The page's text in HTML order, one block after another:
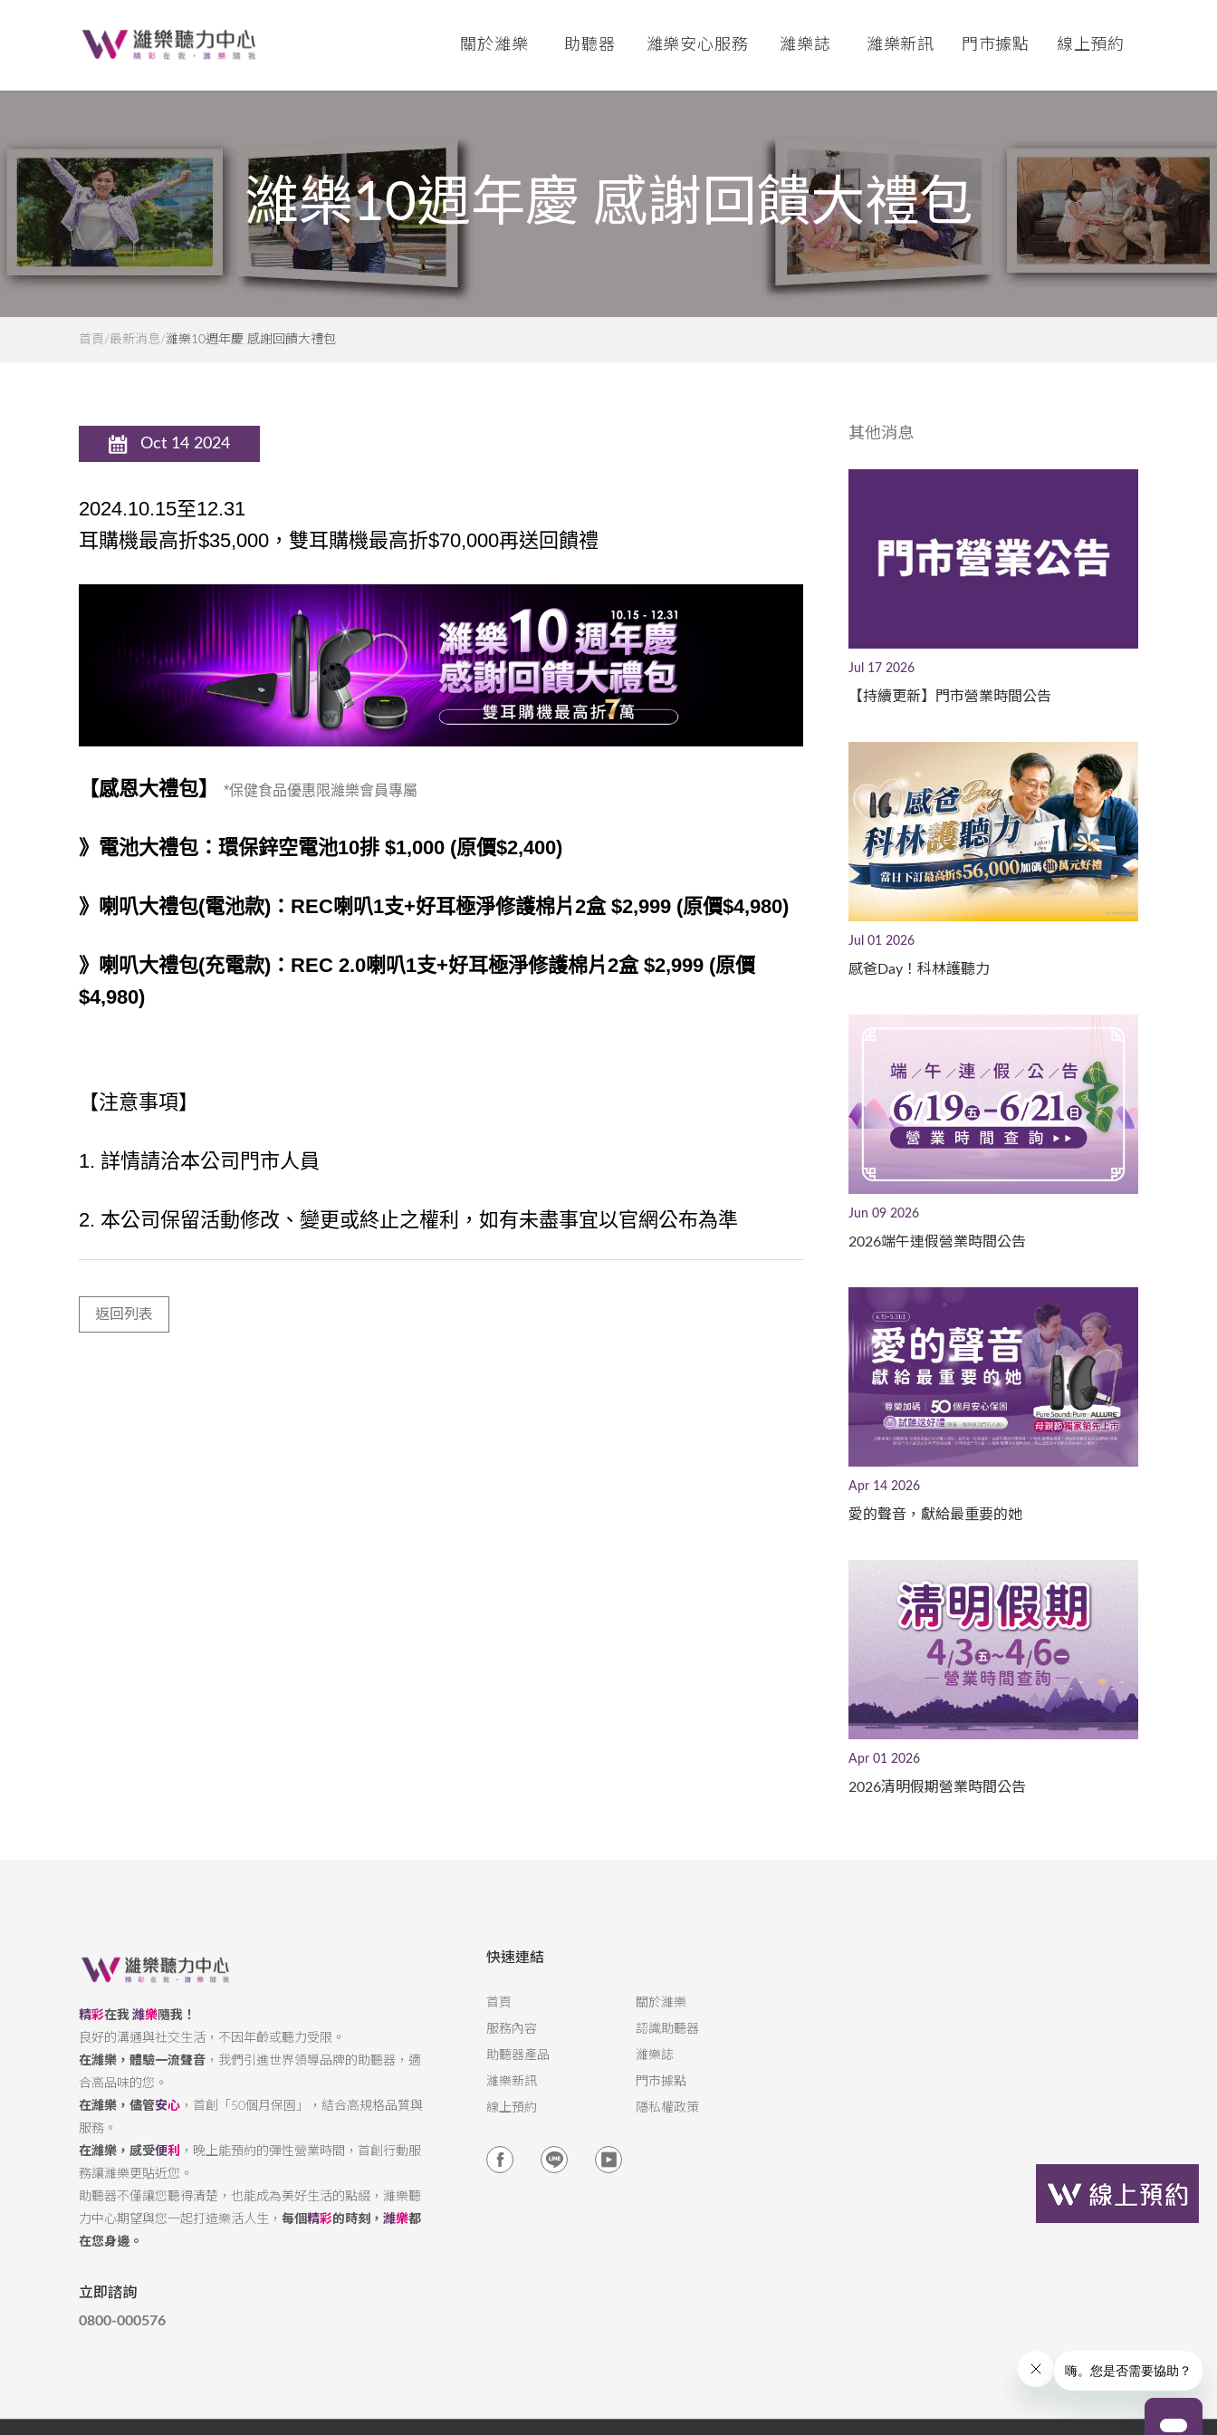
關於濰樂 助聽器 濰樂安心服務 濰樂誌 濰樂新訊 門市據點 線上預約
濰樂10週年慶 感謝回饋大禮包
首頁 最新消息 濰樂10週年慶 感謝回饋大禮包
Oct 14 2024
2024.10.15至12.31
耳購機最高折$35,000，雙耳購機最高折$70,000再送回饋禮
【感恩大禮包】 *保健食品優惠限濰樂會員專屬
》電池大禮包：環保鋅空電池10排 $1,000 (原價$2,400)
》喇叭大禮包(電池款)：REC喇叭1支+好耳極淨修護棉片2盒 $2,999 (原價$4,980)
》喇叭大禮包(充電款)：REC 2.0喇叭1支+好耳極淨修護棉片2盒 $2,999 (原價
$4,980)
【注意事項】
1. 詳情請洽本公司門市人員
2. 本公司保留活動修改、變更或終止之權利，如有未盡事宜以官網公布為準
返回列表
其他消息
Jul 17 2026
【持續更新】門市營業時間公告
Jul 01 2026
感爸Day！科林護聽力
Jun 09 2026
2026端午連假營業時間公告
Apr 14 2026
愛的聲音，獻給最重要的她
Apr 01 2026
2026清明假期營業時間公告
精彩在我 濰樂隨我！
良好的溝通與社交生活，不因年齡或聽力受限。
在濰樂，體驗一流聲音 ，我們引進世界領導品牌的助聽器，適
合高品味的您。
在濰樂，儘管安心 ，首創「50個月保固」，結合高規格品質與
服務。
在濰樂，感受便利 ，晚上能預約的彈性營業時間，首創行動服
務讓濰樂更貼近您。
助聽器不僅讓您聽得清楚，也能成為美好生活的點綴，濰樂聽
力中心期望與您一起打造樂活人生， 每個精彩的時刻， 濰樂都
在您身邊。
立即諮詢
0800-000576
快速連結
首頁 關於濰樂
服務內容 認識助聽器
助聽器產品 濰樂誌
濰樂新訊 門市據點
線上預約 隱私權政策